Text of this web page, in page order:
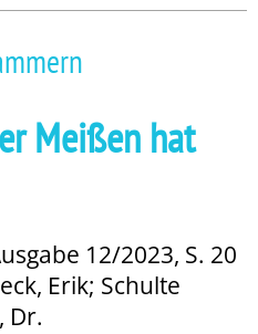
Meißen hat
12/2023, S. 20
Erik; Schulte
Dr.